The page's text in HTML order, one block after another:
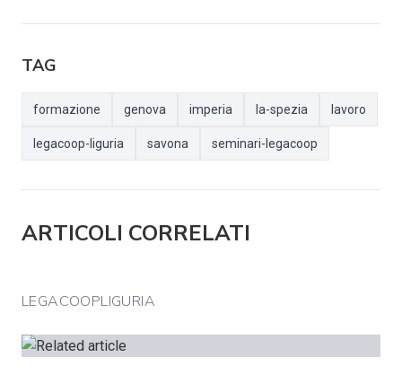
TAG
formazione genova imperia la-spezia lavoro
legacoop-liguria savona seminari-legacoop
ARTICOLI CORRELATI
LEGACOOPLIGURIA